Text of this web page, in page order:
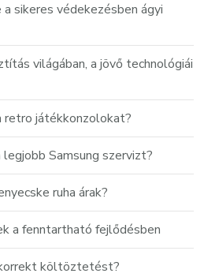
sikeres védekezésben ágyi
világában, a jövő technológiái
retro játékkonzolokat?
Samsung szervizt?
ruha árak?
a fenntartható fejlődésben
költöztetést?